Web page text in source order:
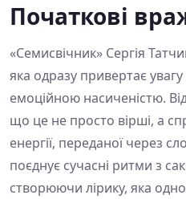
Початкові
«Семисвічник» Сергія
яка одразу привертає
емоційною насиченістю.
що це не просто вірші, а
енергії, переданої через
поєднує сучасні ритми з
створюючи лірику, яка